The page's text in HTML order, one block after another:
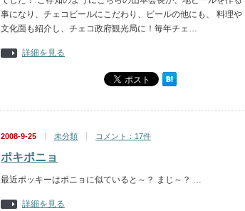
事になり、チェコビールにこだわり、ビールの他にも、 料理や
文化面も紹介し、チェコ政府観光局に！毎年チェ…
詳細を見る
2008-9-25 未分類 コメント：17件
ポキポニョ
最近ポッキーはポニョに似ていると～？ まじ～？ …
詳細を見る